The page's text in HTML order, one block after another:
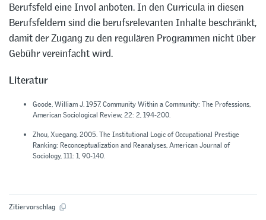
Berufsfeld eine Invol anboten. In den Curricula in diesen
Berufsfeldern sind die berufsrelevanten Inhalte beschränkt,
damit der Zugang zu den regulären Programmen nicht über
Gebühr vereinfacht wird.
Literatur
Goode, William J. 1957. Community Within a Community: The Professions,
American Sociological Review, 22: 2, 194-200.
Zhou, Xuegang. 2005. The Institutional Logic of Occupational Prestige
Ranking: Reconceptualization and Reanalyses, American Journal of
Sociology, 111: 1, 90-140.
Zitiervorschlag